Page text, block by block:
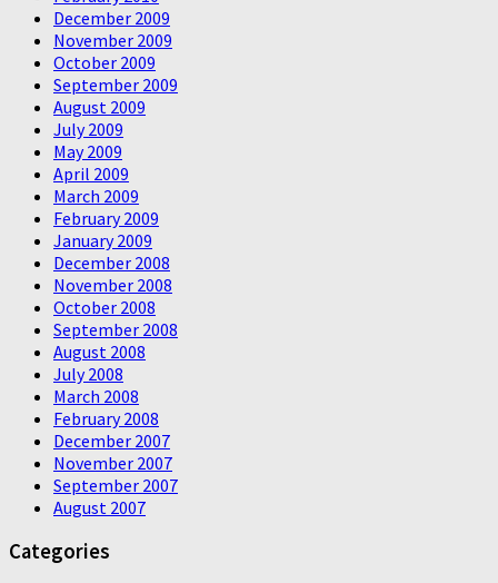
December 2009
November 2009
October 2009
September 2009
August 2009
July 2009
May 2009
April 2009
March 2009
February 2009
January 2009
December 2008
November 2008
October 2008
September 2008
August 2008
July 2008
March 2008
February 2008
December 2007
November 2007
September 2007
August 2007
Categories